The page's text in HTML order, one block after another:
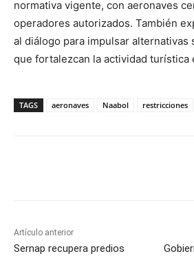
normativa vigente, con aeronaves
operadores autorizados. También
al diálogo para impulsar alternativas
que fortalezcan la actividad turística
TAGS aeronaves Naabol restricciones
Artículo anterior
Sernap recupera predios